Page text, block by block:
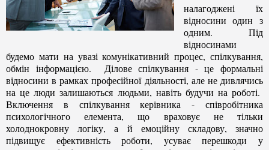
налагоджені їх
відносини один з
одним. Під
відносинами
будемо мати на увазі комунікативний процес, спілкування,
обмін інформацією. Ділове спілкування - це формальні
відносини в рамках професійної діяльності, але не дивлячись
на це люди залишаються людьми, навіть будучи на роботі.
Включення в спілкування керівника - співробітника
психологічного елемента, що враховує не тільки
холоднокровну логіку, а й емоційну складову, значно
підвищує ефективність роботи, усуває перешкоди у